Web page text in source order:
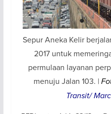
Sepur Aneka Kelir
2017 untuk
permulaan layanan
menuju Jalan 103. |
Transit/